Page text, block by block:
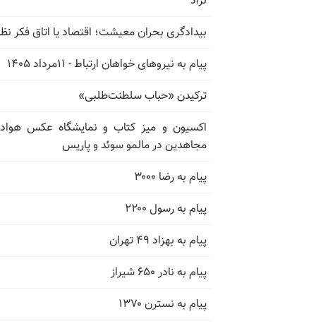
بیدادگری بحران معیشت؛ اقتصاد یا اتاق فکر
پیام به نیروهای خواهان ارتباط - ۱۱مرداد ۱۴۰۵
ترکیدن «حباب سلطنت‌طلبی»
اکسیون و میز کتاب و نمایشگاه عکس
مجاهدین در مالمو سوئد و پاریس
پیام به رضا ۳۰۰۰
پیام به رسول ۲۲۰۰
پیام به بهزاد ۴۹ تهران
پیام به نادر ۶۵۰ شیراز
پیام به نسترن ۱۳۷۰